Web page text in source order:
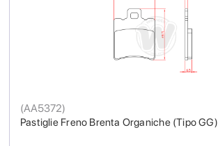
Pastiglie Freno Brenta Organiche (Tipo GG)
(AA5372)